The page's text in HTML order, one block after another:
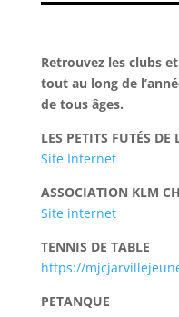
Retrouvez les clubs
tout au long de
de tous âges.
LES PETITS FUTÉS DE
Site Internet
ASSOCIATION KLM
Site internet
TENNIS DE TABLE
https://
PETANQUE